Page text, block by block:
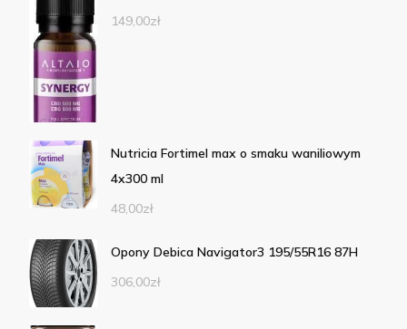
149,00zł
Nutricia Fortimel max o smaku waniliowym
4x300 ml
48,00zł
Opony Debica Navigator3 195/55R16 87H
306,00zł